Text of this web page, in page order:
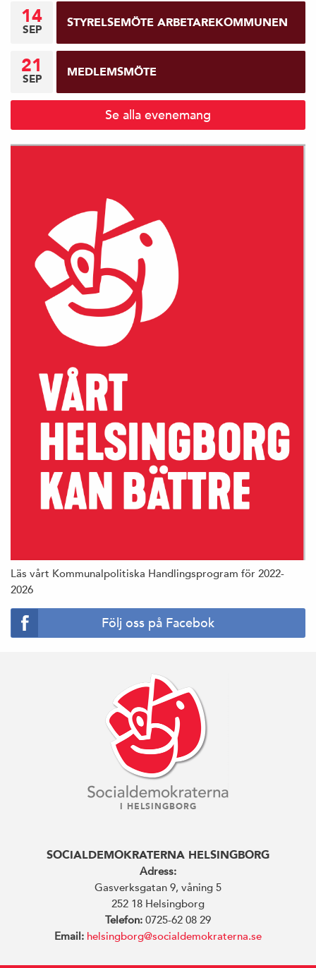
14
SEP STYRELSEMÖTE ARBETAREKOMMUNEN
21
SEP MEDLEMSMÖTE
Se alla evenemang
Läs vårt Kommunalpolitiska Handlingsprogram för 2022-
2026
Följ oss på Facebok
I HELSINGBORG
SOCIALDEMOKRATERNA HELSINGBORG
Adress:
Gasverksgatan 9, våning 5
252 18 Helsingborg
Telefon: 0725-62 08 29
Email: helsingborg@socialdemokraterna.se